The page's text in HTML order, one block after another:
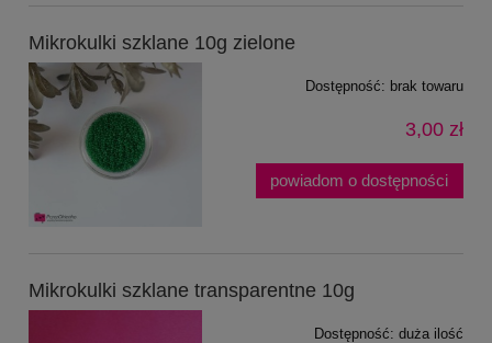
Mikrokulki szklane 10g zielone
Dostępność: brak towaru
3,00 zł
powiadom o dostępności
Mikrokulki szklane transparentne 10g
Dostępność: duża ilość